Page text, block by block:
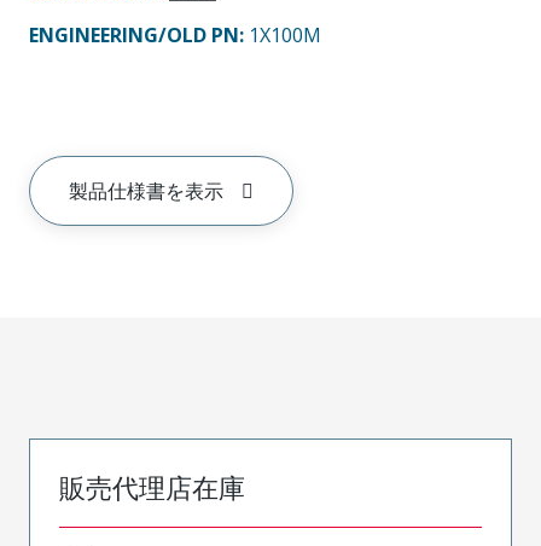
ENGINEERING/OLD PN: 1X100M
製品仕様書を表示
販売代理店在庫